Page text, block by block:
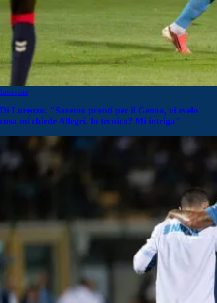
Interviste
Di Lorenzo: "Saremo pronti per il Genoa, vi svelo
cosa mi chiede Allegri. Io tecnico? Mi intriga"